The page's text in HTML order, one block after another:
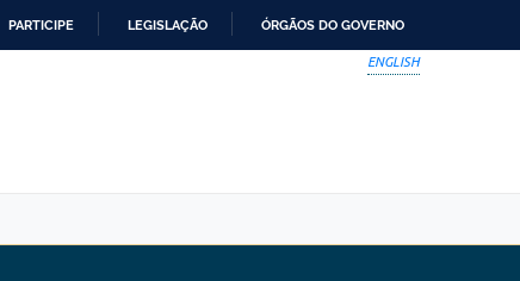
PARTICIPE LEGISLAÇÃO ÓRGÃOS DO GOVERNO
ENGLISH